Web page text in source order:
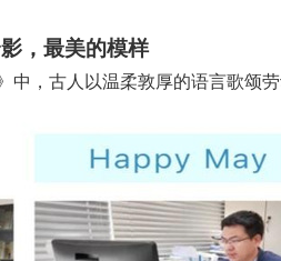
，最美的模样
中，古人以温柔敦厚的语言歌颂